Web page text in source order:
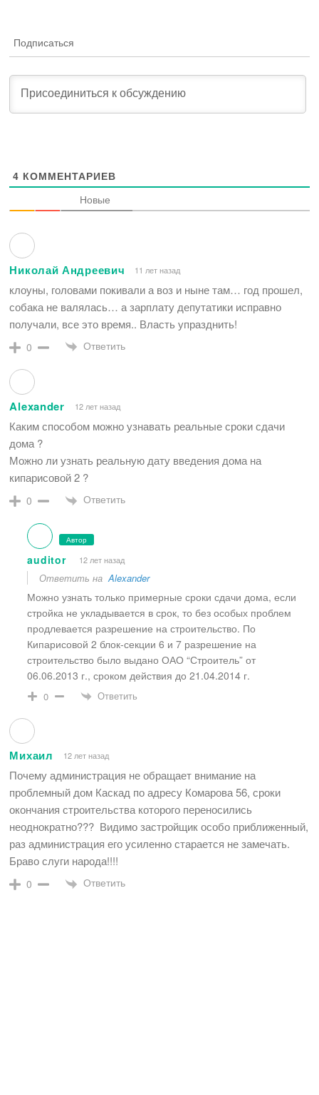
Подписаться
4 КОММЕНТАРИЕВ
Новые
Николай Андреевич 11 лет назад
клоуны, головами покивали а воз и ныне там… год прошел,
собака не валялась… а зарплату депутатики исправно
получали, все это время.. Власть упразднить!
0 Ответить
Alexander 12 лет назад
Каким способом можно узнавать реальные сроки сдачи
дома ?
Можно ли узнать реальную дату введения дома на
кипарисовой 2 ?
0 Ответить
Автор
auditor 12 лет назад
Ответить наAlexander
Можно узнать только примерные сроки сдачи дома, если
стройка не укладывается в срок, то без особых проблем
продлевается разрешение на строительство. По
Кипарисовой 2 блок-секции 6 и 7 разрешение на
строительство было выдано ОАО “Строитель” от
06.06.2013 г., сроком действия до 21.04.2014 г.
0 Ответить
Михаил 12 лет назад
Почему администрация не обращает внимание на
проблемный дом Каскад по адресу Комарова 56, сроки
окончания строительства которого переносились
неоднократно??? Видимо застройщик особо приближенный,
раз администрация его усиленно старается не замечать.
Браво слуги народа!!!!
0 Ответить